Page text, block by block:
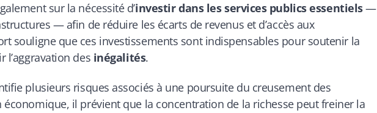
sur la nécessité d’investir dans les services publics essentiels—
— afin de réduire les écarts de revenus et d’accès aux
souligne que ces investissements sont indispensables pour soutenir la
l’aggravation des inégalités.
plusieurs risques associés à une poursuite du creusement des
économique, il prévient que la concentration de la richesse peut freiner la